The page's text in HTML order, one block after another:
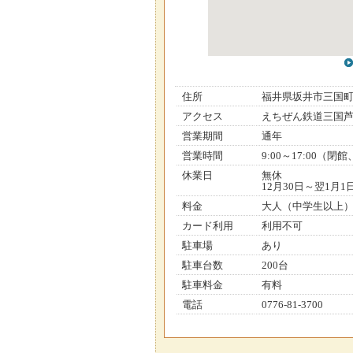
住所
福井県坂井市三国
アクセス
えちぜん鉄道三国
営業期間
通年
営業時間
9:00～17:00（閉館
休業日
無休
12月30日～翌1月1
料金
大人（中学生以上
カード利用
利用不可
駐車場
あり
駐車台数
200台
駐車料金
有料
電話
0776-81-3700